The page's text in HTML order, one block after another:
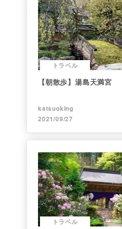
トラベル
【朝散歩】湯島天満宮
katsuoking
2021/09/27
トラベル